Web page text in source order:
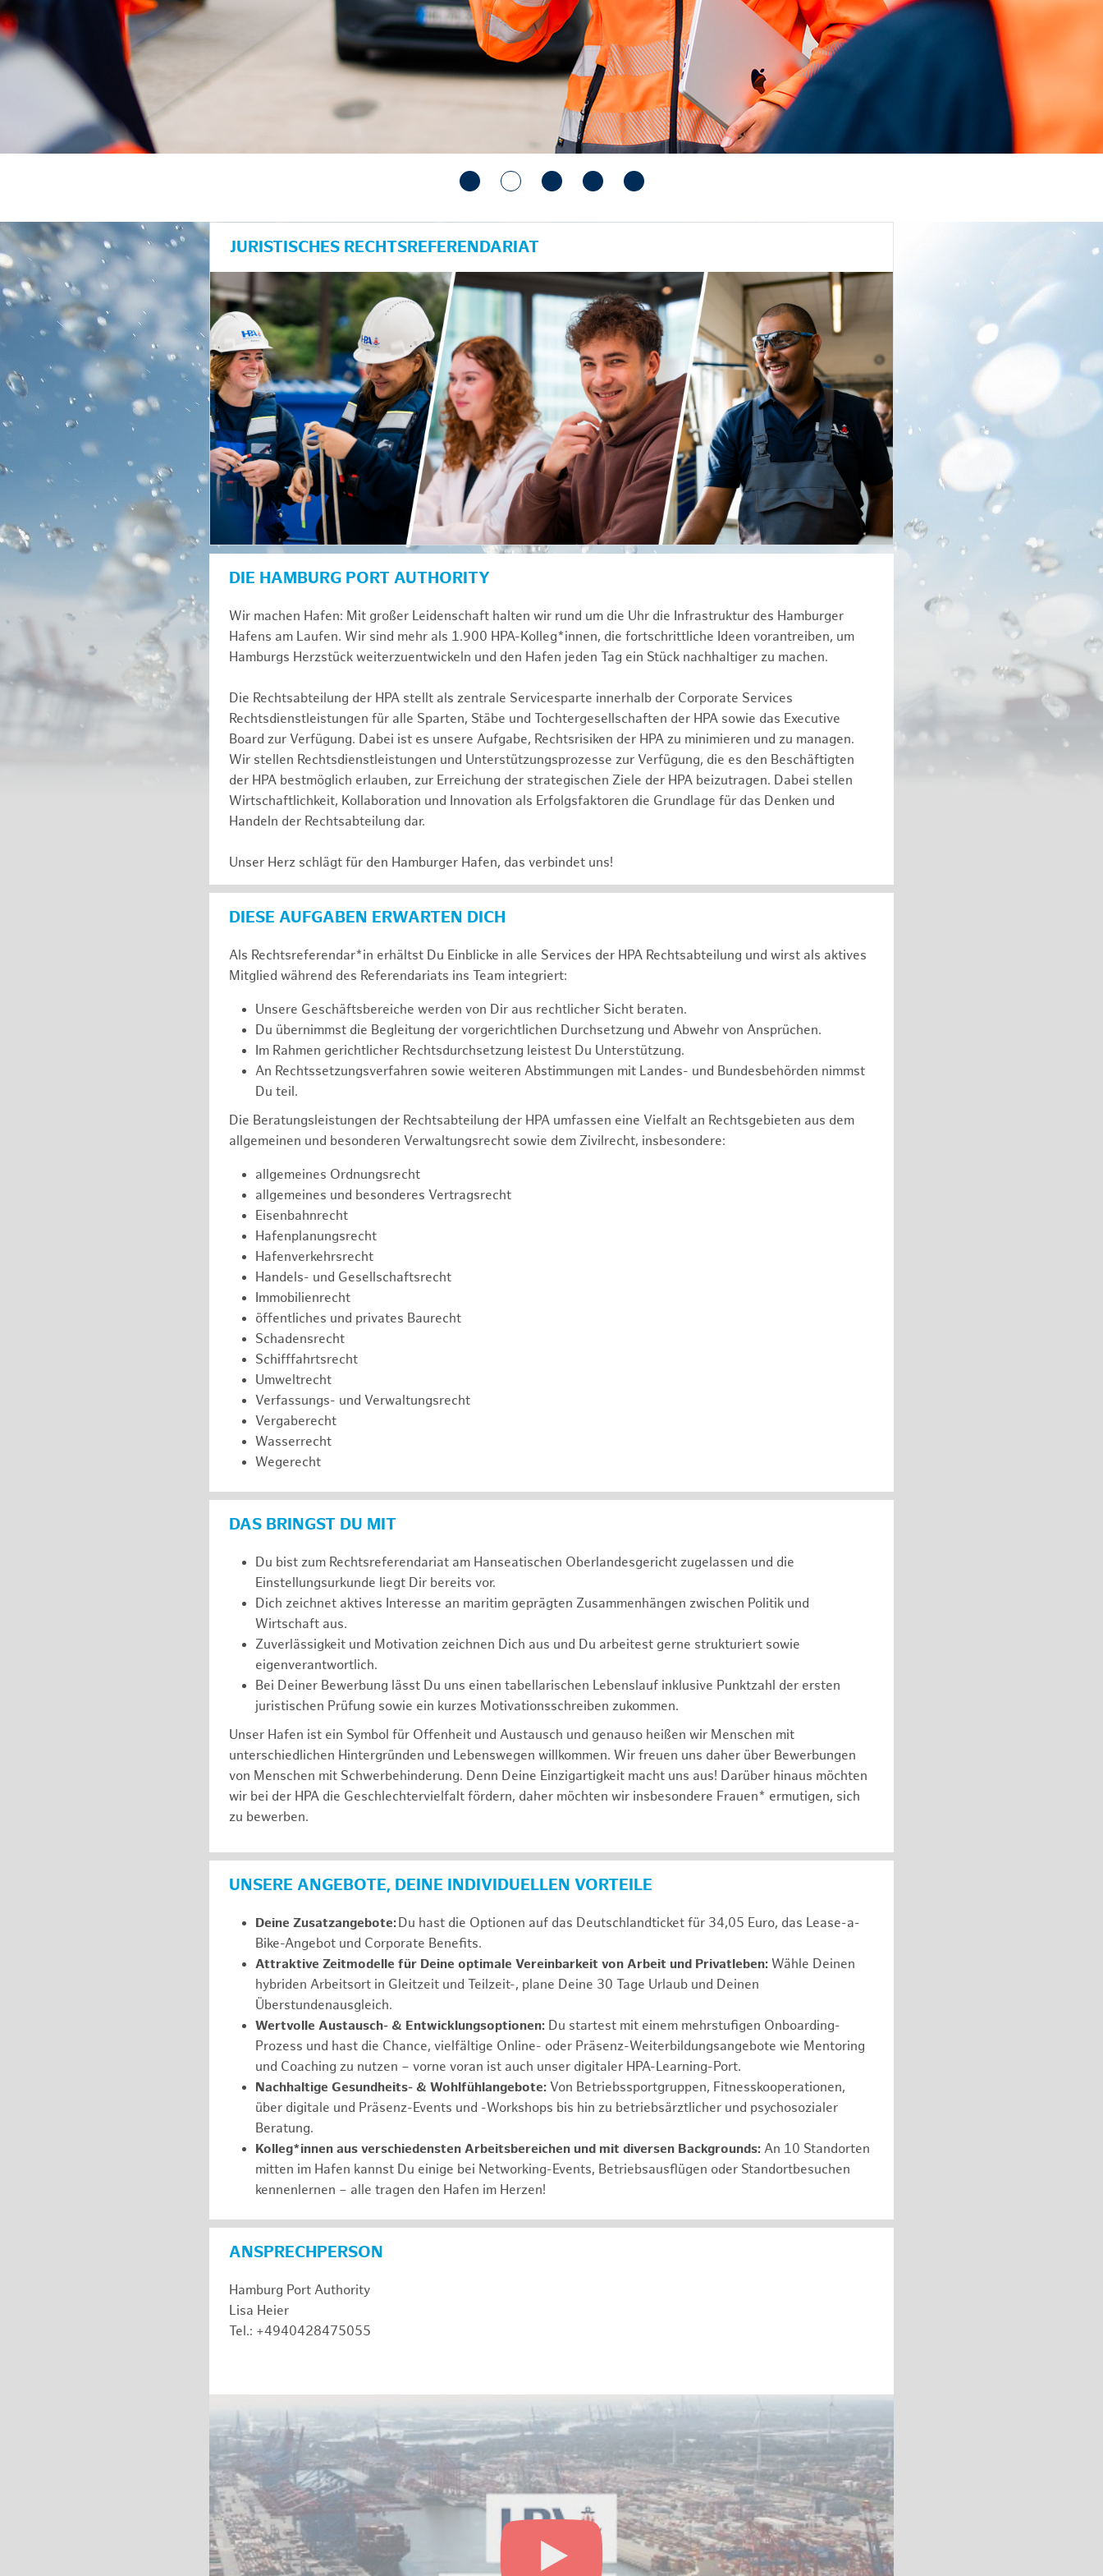
anzeigen/schließen
JURISTISCHES RECHTSREFERENDARIAT
DIE HAMBURG PORT AUTHORITY
Wir machen Hafen: Mit großer Leidenschaft halten wir rund um die Uhr die Infrastruktur des Hamburger
Hafens am Laufen. Wir sind mehr als 1.900 HPA-Kolleg*innen, die fortschrittliche Ideen vorantreiben, um
Hamburgs Herzstück weiterzuentwickeln und den Hafen jeden Tag ein Stück nachhaltiger zu machen.
Die Rechtsabteilung der HPA stellt als zentrale Servicesparte innerhalb der Corporate Services
Rechtsdienstleistungen für alle Sparten, Stäbe und Tochtergesellschaften der HPA sowie das Executive
Board zur Verfügung. Dabei ist es unsere Aufgabe, Rechtsrisiken der HPA zu minimieren und zu managen.
Wir stellen Rechtsdienstleistungen und Unterstützungsprozesse zur Verfügung, die es den Beschäftigten
der HPA bestmöglich erlauben, zur Erreichung der strategischen Ziele der HPA beizutragen. Dabei stellen
Wirtschaftlichkeit, Kollaboration und Innovation als Erfolgsfaktoren die Grundlage für das Denken und
Handeln der Rechtsabteilung dar.
Unser Herz schlägt für den Hamburger Hafen, das verbindet uns!
DIESE AUFGABEN ERWARTEN DICH
Als Rechtsreferendar*in erhältst Du Einblicke in alle Services der HPA Rechtsabteilung und wirst als aktives
Mitglied während des Referendariats ins Team integriert:
Unsere Geschäftsbereiche werden von Dir aus rechtlicher Sicht beraten.
Du übernimmst die Begleitung der vorgerichtlichen Durchsetzung und Abwehr von Ansprüchen.
Im Rahmen gerichtlicher Rechtsdurchsetzung leistest Du Unterstützung.
An Rechtssetzungsverfahren sowie weiteren Abstimmungen mit Landes- und Bundesbehörden nimmst
Du teil.
Die Beratungsleistungen der Rechtsabteilung der HPA umfassen eine Vielfalt an Rechtsgebieten aus dem
allgemeinen und besonderen Verwaltungsrecht sowie dem Zivilrecht, insbesondere:
allgemeines Ordnungsrecht
allgemeines und besonderes Vertragsrecht
Eisenbahnrecht
Hafenplanungsrecht
Hafenverkehrsrecht
Handels- und Gesellschaftsrecht
Immobilienrecht
öffentliches und privates Baurecht
Schadensrecht
Schifffahrtsrecht
Umweltrecht
Verfassungs- und Verwaltungsrecht
Vergaberecht
Wasserrecht
Wegerecht
DAS BRINGST DU MIT
Du bist zum Rechtsreferendariat am Hanseatischen Oberlandesgericht zugelassen und die
Einstellungsurkunde liegt Dir bereits vor.
Dich zeichnet aktives Interesse an maritim geprägten Zusammenhängen zwischen Politik und
Wirtschaft aus.
Zuverlässigkeit und Motivation zeichnen Dich aus und Du arbeitest gerne strukturiert sowie
eigenverantwortlich.
Bei Deiner Bewerbung lässt Du uns einen tabellarischen Lebenslauf inklusive Punktzahl der ersten
juristischen Prüfung sowie ein kurzes Motivationsschreiben zukommen.
Unser Hafen ist ein Symbol für Offenheit und Austausch und genauso heißen wir Menschen mit
unterschiedlichen Hintergründen und Lebenswegen willkommen. Wir freuen uns daher über Bewerbungen
von Menschen mit Schwerbehinderung. Denn Deine Einzigartigkeit macht uns aus! Darüber hinaus möchten
wir bei der HPA die Geschlechtervielfalt fördern, daher möchten wir insbesondere Frauen* ermutigen, sich
zu bewerben.
UNSERE ANGEBOTE, DEINE INDIVIDUELLEN VORTEILE
Deine Zusatzangebote:Du hast die Optionen auf das Deutschlandticket für 34,05 Euro, das Lease-a-
Bike-Angebot und Corporate Benefits.
Attraktive Zeitmodelle für Deine optimale Vereinbarkeit von Arbeit und Privatleben: Wähle Deinen
hybriden Arbeitsort in Gleitzeit und Teilzeit-, plane Deine 30 Tage Urlaub und Deinen
Überstundenausgleich.
Wertvolle Austausch- & Entwicklungsoptionen: Du startest mit einem mehrstufigen Onboarding-
Prozess und hast die Chance, vielfältige Online- oder Präsenz-Weiterbildungsangebote wie Mentoring
und Coaching zu nutzen – vorne voran ist auch unser digitaler HPA-Learning-Port.
Nachhaltige Gesundheits- & Wohlfühlangebote: Von Betriebssportgruppen, Fitnesskooperationen,
über digitale und Präsenz-Events und -Workshops bis hin zu betriebsärztlicher und psychosozialer
Beratung.
Kolleg*innen aus verschiedensten Arbeitsbereichen und mit diversen Backgrounds: An 10 Standorten
mitten im Hafen kannst Du einige bei Networking-Events, Betriebsausflügen oder Standortbesuchen
kennenlernen – alle tragen den Hafen im Herzen!
ANSPRECHPERSON
Hamburg Port Authority
Lisa Heier
Tel.: +4940428475055